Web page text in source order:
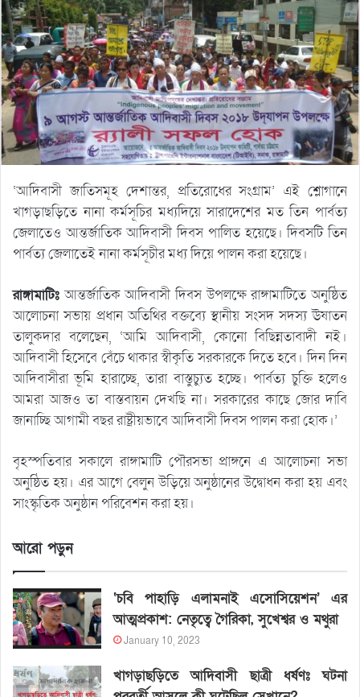
‘আদিবাসী জাতিসমূহ দেশান্তর, প্রতিরোধের সংগ্রাম’ এই শ্লোগানে
খাগড়াছড়িতে নানা কর্মসূচির মধ্যদিয়ে সারাদেশের মত তিন পার্বত্য
জেলাতেও আন্তর্জাতিক আদিবাসী দিবস পালিত হয়েছে। দিবসটি তিন
পার্বত্য জেলাতেই নানা কর্মসূচীর মধ্য দিয়ে পালন করা হয়েছে।
রাঙ্গামাটিঃ আন্তর্জাতিক আদিবাসী দিবস উপলক্ষে রাঙ্গামাটিতে অনুষ্ঠিত
আলোচনা সভায় প্রধান অতিথির বক্তব্যে স্থানীয় সংসদ সদস্য ঊষাতন
তালুকদার বলেছেন, ‘আমি আদিবাসী, কোনো বিছিন্নতাবাদী নই।
আদিবাসী হিসেবে বেঁচে থাকার স্বীকৃতি সরকারকে দিতে হবে। দিন দিন
আদিবাসীরা ভূমি হারাচ্ছে, তারা বাস্তুচ্যুত হচ্ছে। পার্বত্য চুক্তি হলেও
আমরা আজও তা বাস্তবায়ন দেখছি না। সরকারের কাছে জোর দাবি
জানাচ্ছি আগামী বছর রাষ্ট্রীয়ভাবে আদিবাসী দিবস পালন করা হোক।’
বৃহস্পতিবার সকালে রাঙ্গামাটি পৌরসভা প্রাঙ্গনে এ আলোচনা সভা
অনুষ্ঠিত হয়। এর আগে বেলুন উড়িয়ে অনুষ্ঠানের উদ্বোধন করা হয় এবং
সাংস্কৃতিক অনুষ্ঠান পরিবেশন করা হয়।
আরো পড়ুন
‘চবি পাহাড়ি এলামনাই এসোসিয়েশন’ এর
আত্মপ্রকাশ: নেতৃত্বে গৈরিকা, সুখেশ্বর ও মথুরা
January 10, 2023
খাগড়াছড়িতে আদিবাসী ছাত্রী ধর্ষণঃ ঘটনা